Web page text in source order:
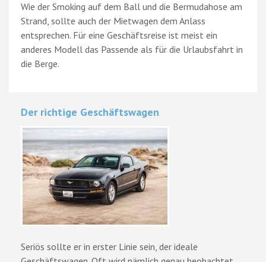
Wie der Smoking auf dem Ball und die Bermudahose am
Strand, sollte auch der Mietwagen dem Anlass
entsprechen. Für eine Geschäftsreise ist meist ein
anderes Modell das Passende als für die Urlaubsfahrt in
die Berge.
Der richtige Geschäftswagen
Seriös sollte er in erster Linie sein, der ideale